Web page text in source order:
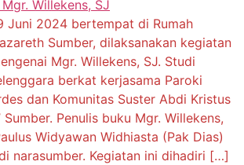
Juni 2024 bertempat di Rumah
Sumber, dilaksanakan kegiatan
Mgr. Willekens, SJ. Studi
berkat kerjasama Paroki
dan Komunitas Suster Abdi Kristus
Sumber. Penulis buku Mgr. Willekens,
Widyawan Widhiasta (Pak Dias)
narasumber. Kegiatan ini dihadiri […]